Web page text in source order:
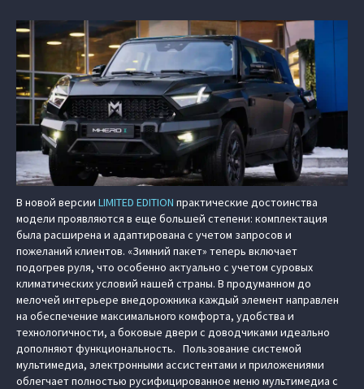
В новой версии LIMITED EDITION практические достоинства
модели проявляются в еще большей степени: комплектация
была расширена и адаптирована с учетом запросов и
пожеланий клиентов. «Зимний пакет» теперь включает
подогрев руля, что особенно актуально с учетом суровых
климатических условий нашей страны. В продуманном до
мелочей интерьере внедорожника каждый элемент направлен
на обеспечение максимального комфорта, удобства и
технологичности, а боковые двери с доводчиками идеально
дополняют функциональность. Пользование системой
мультимедиа, электронными ассистентами и приложениями
облегчает полностью русифицированное меню мультимедиа с